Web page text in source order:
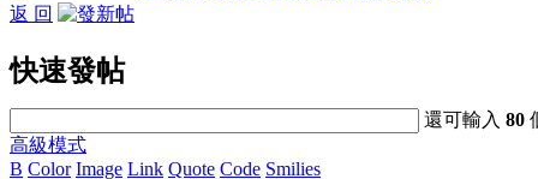
返 回
快速發帖
還可輸入80
高級模式
B Color Image Link Quote Code Smilies